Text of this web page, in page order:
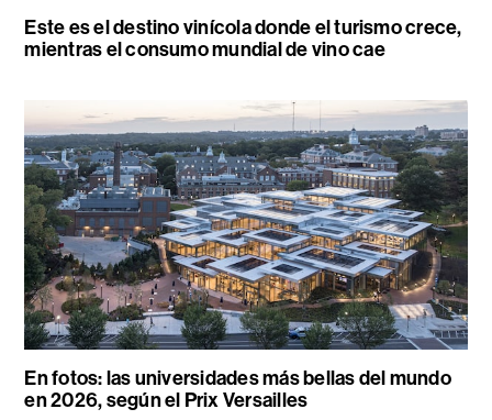
Este es el destino vinícola donde el turismo crece,
mientras el consumo mundial de vino cae
En fotos: las universidades más bellas del mundo
en 2026, según el Prix Versailles